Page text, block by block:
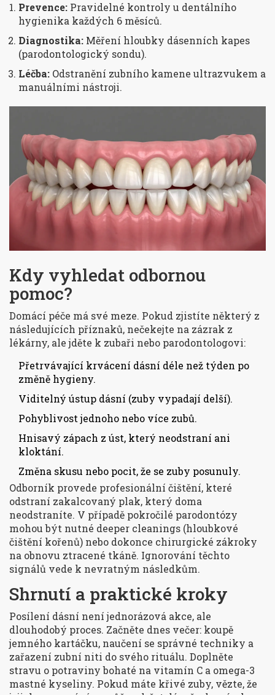
Prevence: Pravidelné kontroly u dentálního
hygienika každých 6 měsíců.
Diagnostika: Měření hloubky dásenních kapes
(parodontologický sondu).
Léčba: Odstranění zubního kamene ultrazvukem a
manuálními nástroji.
Kdy vyhledat odbornou
pomoc?
Domácí péče má své meze. Pokud zjistíte některý z
následujících příznaků, nečekejte na zázrak z
lékárny, ale jděte k zubaři nebo parodontologovi:
Přetrvávající krvácení dásní déle než týden po
změně hygieny.
Viditelný ústup dásní (zuby vypadají delší).
Pohyblivost jednoho nebo více zubů.
Hnisavý zápach z úst, který neodstraní ani
kloktání.
Změna skusu nebo pocit, že se zuby posunuly.
Odborník provede profesionální čištění, které
odstraní zakalcovaný plak, který doma
neodstraníte. V případě pokročilé parodontózy
mohou být nutné deeper cleanings (hloubkové
čištění kořenů) nebo dokonce chirurgické zákroky
na obnovu ztracené tkáně. Ignorování těchto
signálů vede k nevratným následkům.
Shrnutí a praktické kroky
Posílení dásní není jednorázová akce, ale
dlouhodobý proces. Začněte dnes večer: koupě
jemného kartáčku, naučení se správné techniky a
zařazení zubní niti do svého rituálu. Doplněte
stravu o potraviny bohaté na vitamín C a omega-3
mastné kyseliny. Pokud máte křivé zuby, vězte, že